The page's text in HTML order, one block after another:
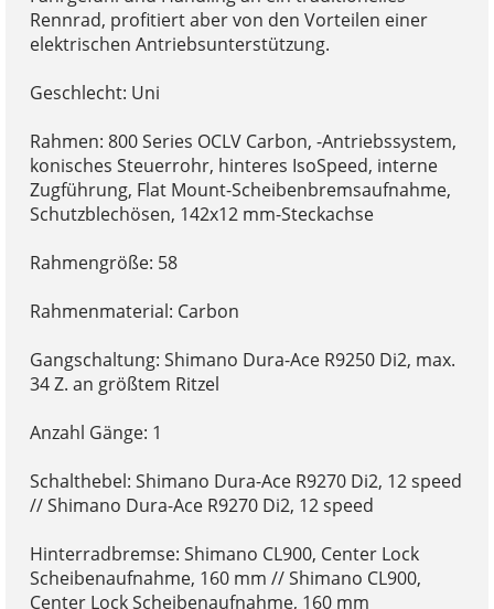
Rennrad, profitiert aber von den Vorteilen einer
elektrischen Antriebsunterstützung.
Geschlecht: Uni
Rahmen: 800 Series OCLV Carbon, -Antriebssystem,
konisches Steuerrohr, hinteres IsoSpeed, interne
Zugführung, Flat Mount-Scheibenbremsaufnahme,
Schutzblechösen, 142x12 mm-Steckachse
Rahmengröße: 58
Rahmenmaterial: Carbon
Gangschaltung: Shimano Dura-Ace R9250 Di2, max.
34 Z. an größtem Ritzel
Anzahl Gänge: 1
Schalthebel: Shimano Dura-Ace R9270 Di2, 12 speed
// Shimano Dura-Ace R9270 Di2, 12 speed
Hinterradbremse: Shimano CL900, Center Lock
Scheibenaufnahme, 160 mm // Shimano CL900,
Center Lock Scheibenaufnahme, 160 mm